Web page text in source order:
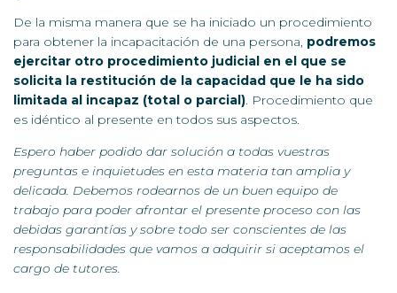
De la misma manera que se ha iniciado un procedimiento
para obtener la incapacitación de una persona, podremos
ejercitar otro procedimiento judicial en el que se
solicita la restitución de la capacidad que le ha sido
limitada al incapaz (total o parcial). Procedimiento que
es idéntico al presente en todos sus aspectos.
Espero haber podido dar solución a todas vuestras
preguntas e inquietudes en esta materia tan amplia y
delicada. Debemos rodearnos de un buen equipo de
trabajo para poder afrontar el presente proceso con las
debidas garantías y sobre todo ser conscientes de las
responsabilidades que vamos a adquirir si aceptamos el
cargo de tutores.